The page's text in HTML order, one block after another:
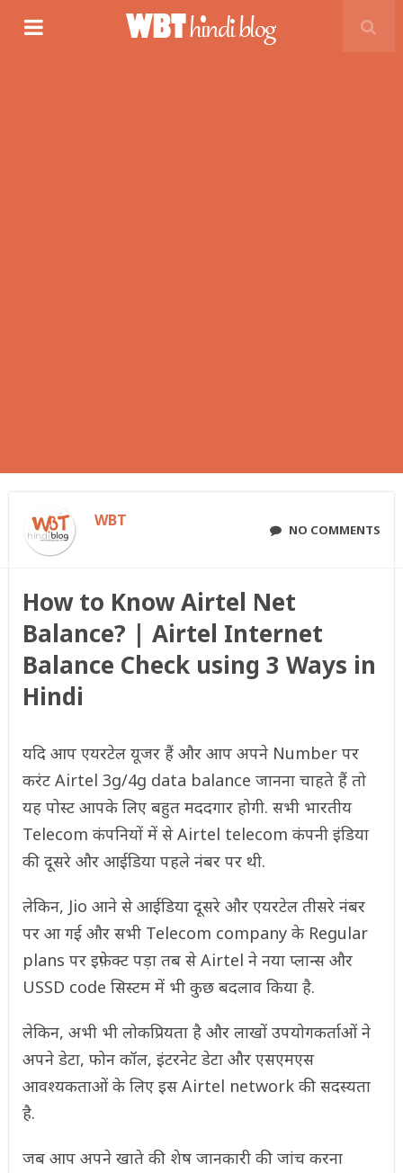
WBT NO COMMENTS
How to Know Airtel Net
Balance? | Airtel Internet
Balance Check using 3 Ways in
Hindi
यदि आप एयरटेल यूजर हैं और आप अपने Number पर
करंट Airtel 3g/4g data balance जानना चाहते हैं तो
यह पोस्ट आपके लिए बहुत मददगार होगी. सभी भारतीय
Telecom कंपनियों में से Airtel telecom कंपनी इंडिया
की दूसरे और आईडिया पहले नंबर पर थी.
लेकिन, Jio आने से आईडिया दूसरे और एयरटेल तीसरे नंबर
पर आ गई और सभी Telecom company के Regular
plans पर इफ़ेक्ट पड़ा तब से Airtel ने नया प्लान्स और
USSD code सिस्टम में भी कुछ बदलाव किया है.
लेकिन, अभी भी लोकप्रियता है और लाखों उपयोगकर्ताओं ने
अपने डेटा, फोन कॉल, इंटरनेट डेटा और एसएमएस
आवश्यकताओं के लिए इस Airtel network की सदस्यता
है.
जब आप अपने खाते की शेष जानकारी की जांच करना